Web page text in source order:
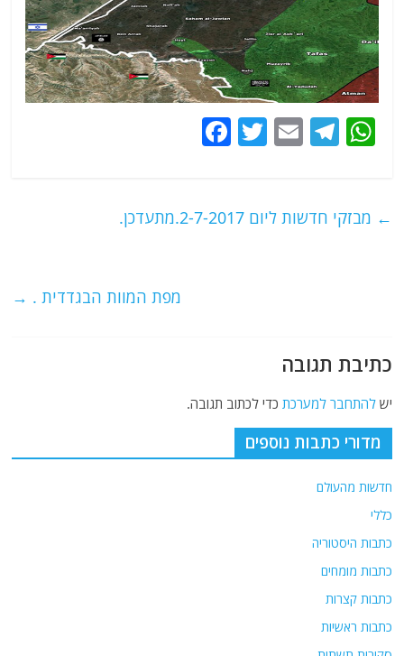
W
h
s
T
el
g
E
m
l
T
w
er
e ← מבזקי חדשות ליום 2-7-2017.מתעדכן.
מפת המוות הבגדדית . →
כתיבת תגובה
ישלהתחבר למערכת כדי לכתוב תגובה.
מדורי כתבות נוספים
חדשות מהעולם
כללי
כתבות היסטוריה
כתבות מומחים
כתבות קצרות
כתבות ראשיות